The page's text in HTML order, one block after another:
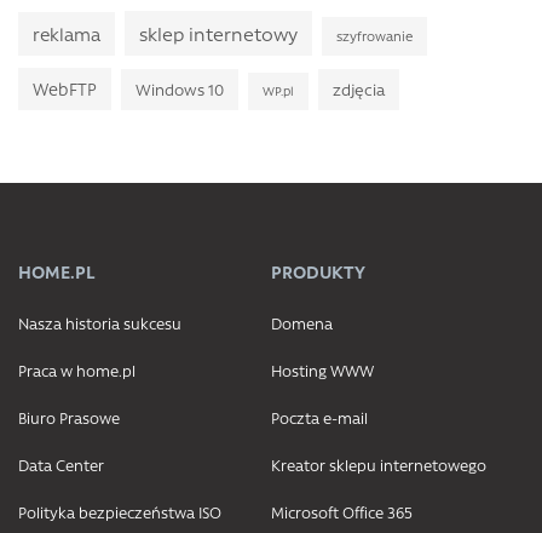
reklama sklep internetowy szyfrowanie
WebFTP Windows 10 WP.pl zdjęcia
HOME.PL
Nasza historia sukcesu
Praca w home.pl
Biuro Prasowe
Data Center
Polityka bezpieczeństwa ISO
PRODUKTY
Domena
Hosting WWW
Poczta e-mail
Kreator sklepu internetowego
Microsoft Office 365